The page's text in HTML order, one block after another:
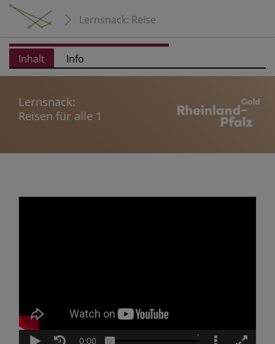
Lernsnack: Reisen für alle 1
Inhalt Info
Lernsnack:
Reisen für alle 1